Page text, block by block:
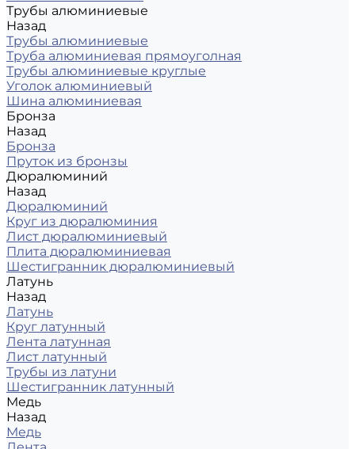
Трубы алюминиевые
Назад
Трубы алюминиевые
Труба алюминиевая прямоуголная
Трубы алюминиевые круглые
Уголок алюминиевый
Шина алюминиевая
Бронза
Назад
Бронза
Пруток из бронзы
Дюралюминий
Назад
Дюралюминий
Круг из дюралюминия
Лист дюралюминиевый
Плита дюралюминиевая
Шестигранник дюралюминиевый
Латунь
Назад
Латунь
Круг латунный
Лента латунная
Лист латунный
Трубы из латуни
Шестигранник латунный
Медь
Назад
Медь